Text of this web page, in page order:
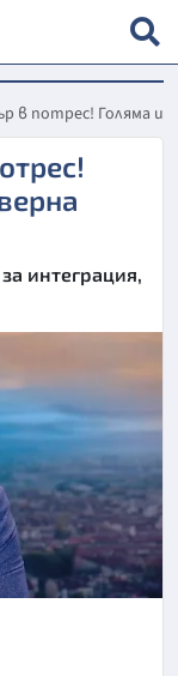
потрес! Голяма
интеграция,